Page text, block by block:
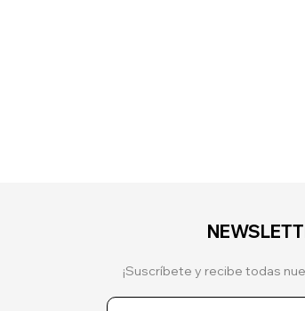
¡Suscríbete y recibe todas